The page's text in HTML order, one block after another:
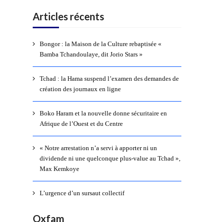
Articles récents
Bongor : la Maison de la Culture rebaptisée «
Bamba Tchandoulaye, dit Jorio Stars »
Tchad : la Hama suspend l’examen des demandes de
création des journaux en ligne
Boko Haram et la nouvelle donne sécuritaire en
Afrique de l’Ouest et du Centre
« Notre arrestation n’a servi à apporter ni un
dividende ni une quelconque plus-value au Tchad »,
Max Kemkoye
L’urgence d’un sursaut collectif
Oxfam